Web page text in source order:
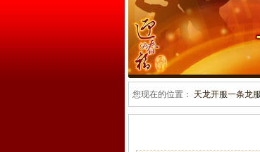
您现在的位置： 天龙开服一条龙